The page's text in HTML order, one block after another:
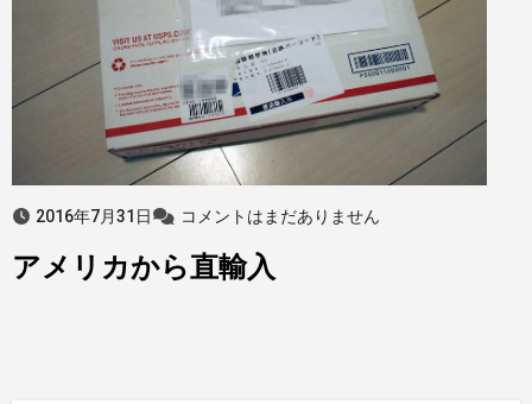
2016年7月31日 コメントはまだありません
アメリカから直輸入